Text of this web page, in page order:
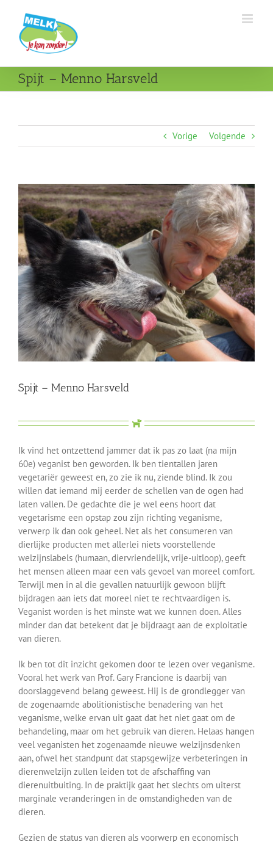
inhoud
Spijt – Menno Harsveld
Vorige Volgende
Spijt – Menno Harsveld
Ik vind het ontzettend jammer dat ik pas zo laat (na mijn
60e) veganist ben geworden. Ik ben tientallen jaren
vegetariër geweest en, zo zie ik nu, ziende blind. Ik zou
willen dat iemand mij eerder de schellen van de ogen had
laten vallen. De gedachte die je wel eens hoort dat
vegetarisme een opstap zou zijn richting veganisme,
verwerp ik dan ook geheel. Net als het consumeren van
dierlijke producten met allerlei niets voorstellende
welzijnslabels (humaan, diervriendelijk, vrije-uitloop), geeft
het mensen alleen maar een vals gevoel van moreel comfort.
Terwijl men in al die gevallen natuurlijk gewoon blijft
bijdragen aan iets dat moreel niet te rechtvaardigen is.
Veganist worden is het minste wat we kunnen doen. Alles
minder dan dat betekent dat je bijdraagt aan de exploitatie
van dieren.
Ik ben tot dit inzicht gekomen door te lezen over veganisme.
Vooral het werk van Prof. Gary Francione is daarbij van
doorslaggevend belang geweest. Hij is de grondlegger van
de zogenaamde abolitionistische benadering van het
veganisme, welke ervan uit gaat dat het niet gaat om de
behandeling, maar om het gebruik van dieren. Helaas hangen
veel veganisten het zogenaamde nieuwe welzijnsdenken
aan, ofwel het standpunt dat stapsgewijze verbeteringen in
dierenwelzijn zullen leiden tot de afschaffing van
dierenuitbuiting. In de praktijk gaat het slechts om uiterst
marginale veranderingen in de omstandigheden van de
dieren.
Gezien de status van dieren als voorwerp en economisch